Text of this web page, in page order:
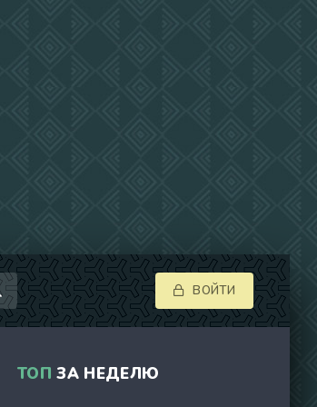
ВОЙТИ
ТОП ЗА НЕДЕЛЮ